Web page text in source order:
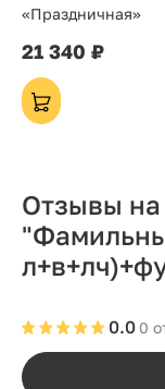
«Праздничная»
21 340 ₽
Отзывы
0
0.0